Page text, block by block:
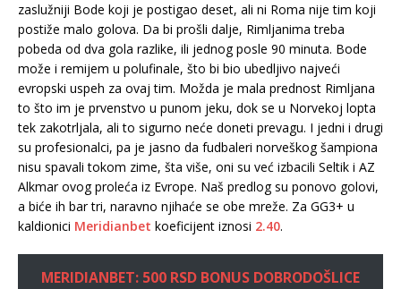
zaslužniji Bode koji je postigao deset, ali ni Roma nije tim koji
postiže malo golova. Da bi prošli dalje, Rimljanima treba
pobeda od dva gola razlike, ili jednog posle 90 minuta. Bode
može i remijem u polufinale, što bi bio ubedljivo najveći
evropski uspeh za ovaj tim. Možda je mala prednost Rimljana
to što im je prvenstvo u punom jeku, dok se u Norvekoj lopta
tek zakotrljala, ali to sigurno neće doneti prevagu. I jedni i drugi
su profesionalci, pa je jasno da fudbaleri norveškog šampiona
nisu spavali tokom zime, šta više, oni su već izbacili Seltik i AZ
Alkmar ovog proleća iz Evrope. Naš predlog su ponovo golovi,
a biće ih bar tri, naravno njihaće se obe mreže. Za GG3+ u
kaldionici Meridianbet koeficijent iznosi 2.40.
MERIDIANBET: 500 RSD BONUS DOBRODOŠLICE